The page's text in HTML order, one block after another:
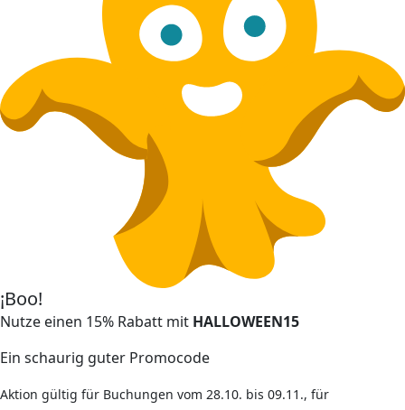
¡Boo!
Nutze einen 15% Rabatt mit HALLOWEEN15
Ein schaurig guter Promocode
Aktion gültig für Buchungen vom 28.10. bis 09.11., für